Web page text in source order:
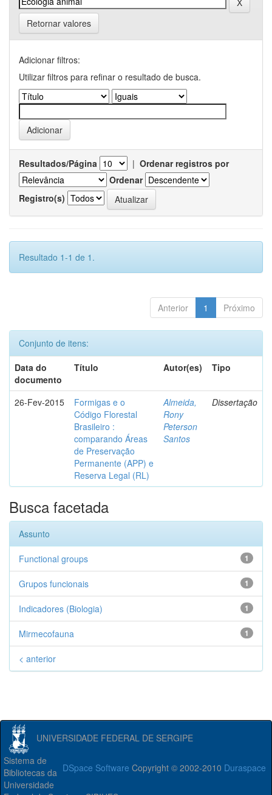
Retornar valores
Adicionar filtros:
Utilizar filtros para refinar o resultado de busca.
Resultados/Página | Ordenar registros por
Ordenar
Registro(s)
Resultado 1-1 de 1.
Anterior 1 Próximo
Conjunto de itens:
Data do
documento
Título Autor(es) Tipo
26-Fev-2015
Formigas e o
Código Florestal
Brasileiro :
comparando Áreas
de Preservação
Permanente (APP) e
Reserva Legal (RL)
Almeida,
Rony
Peterson
Santos
Dissertação
Busca facetada
Assunto
1
Functional groups
1
Grupos funcionais
1
Indicadores (Biologia)
1
Mirmecofauna
< anterior
UNIVERSIDADE FEDERAL DE SERGIPE
DSpace Software Copyright © 2002-2010 Duraspace
Sistema de
Bibliotecas da
Universidade